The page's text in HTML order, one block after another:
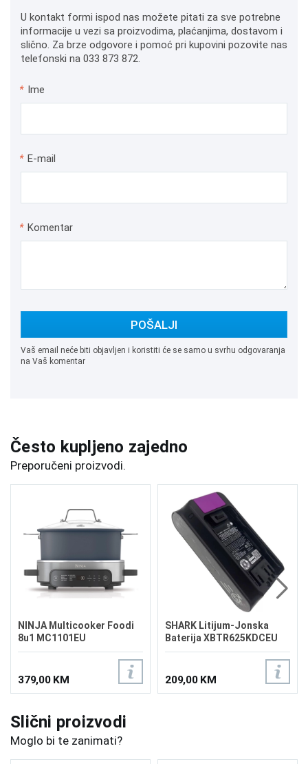
U kontakt formi ispod nas možete pitati za sve potrebne
informacije u vezi sa proizvodima, plaćanjima, dostavom i
slično. Za brze odgovore i pomoć pri kupovini pozovite nas
telefonski na 033 873 872.
* Ime
* E-mail
* Komentar
POŠALJI
Vaš email neće biti objavljen i koristiti će se samo u svrhu odgovaranja
na Vaš komentar
Često kupljeno zajedno
Preporučeni proizvodi.
NINJA Multicooker Foodi
8u1 MC1101EU
379,00 KM
SHARK Litijum-Jonska
Baterija XBTR625KDCEU
209,00 KM
Slični proizvodi
Moglo bi te zanimati?